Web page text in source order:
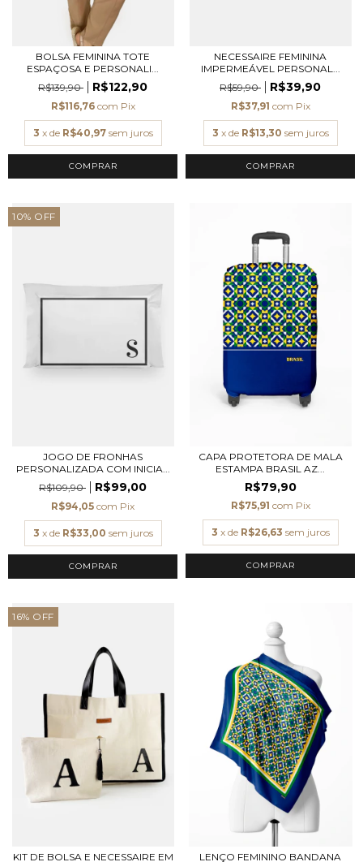
BOLSA FEMININA TOTE
ESPAÇOSA E PERSONALI...
R$139,90
R$122,90
R$116,76 com Pix
3 x de R$40,97 sem juros
COMPRAR
NECESSAIRE FEMININA
IMPERMEÁVEL PERSONAL...
R$59,90
R$39,90
R$37,91 com Pix
3 x de R$13,30 sem juros
COMPRAR
10% OFF
JOGO DE FRONHAS
PERSONALIZADA COM INICIA...
R$109,90
R$99,00
R$94,05 com Pix
3 x de R$33,00 sem juros
COMPRAR
CAPA PROTETORA DE MALA
ESTAMPA BRASIL AZ...
R$79,90
R$75,91 com Pix
3 x de R$26,63 sem juros
COMPRAR
16% OFF
KIT DE BOLSA E NECESSAIRE EM LENÇO FEMININO BANDANA